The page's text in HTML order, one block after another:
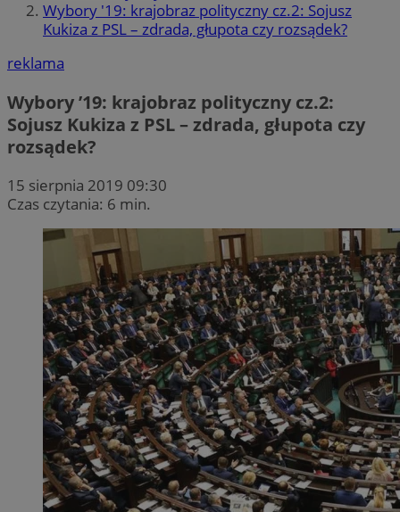
Wybory '19: krajobraz polityczny cz.2: Sojusz
Kukiza z PSL – zdrada, głupota czy rozsądek?
reklama
Wybory ’19: krajobraz polityczny cz.2:
Sojusz Kukiza z PSL – zdrada, głupota czy
rozsądek?
15 sierpnia 2019 09:30
Czas czytania: 6 min.